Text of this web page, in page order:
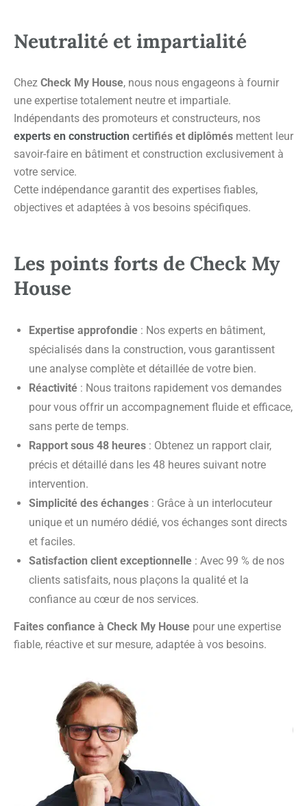
Neutralité et impartialité
Chez Check My House, nous nous engageons à fournir
une expertise totalement neutre et impartiale.
Indépendants des promoteurs et constructeurs, nos
experts en construction certifiés et diplômés mettent leur
savoir-faire en bâtiment et construction exclusivement à
votre service.
Cette indépendance garantit des expertises fiables,
objectives et adaptées à vos besoins spécifiques.
Les points forts de Check My
House
Expertise approfondie : Nos experts en bâtiment,
spécialisés dans la construction, vous garantissent
une analyse complète et détaillée de votre bien.
Réactivité : Nous traitons rapidement vos demandes
pour vous offrir un accompagnement fluide et efficace,
sans perte de temps.
Rapport sous 48 heures : Obtenez un rapport clair,
précis et détaillé dans les 48 heures suivant notre
intervention.
Simplicité des échanges : Grâce à un interlocuteur
unique et un numéro dédié, vos échanges sont directs
et faciles.
Satisfaction client exceptionnelle : Avec 99 % de nos
clients satisfaits, nous plaçons la qualité et la
confiance au cœur de nos services.
Faites confiance à Check My House pour une expertise
fiable, réactive et sur mesure, adaptée à vos besoins.